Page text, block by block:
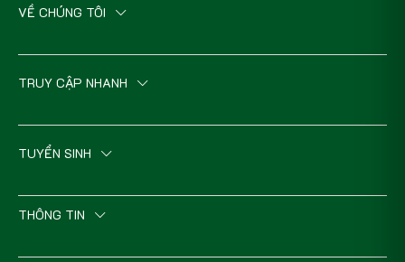
VỀ CHÚNG TÔI
TRUY CẬP NHANH
TUYỂN SINH
THÔNG TIN